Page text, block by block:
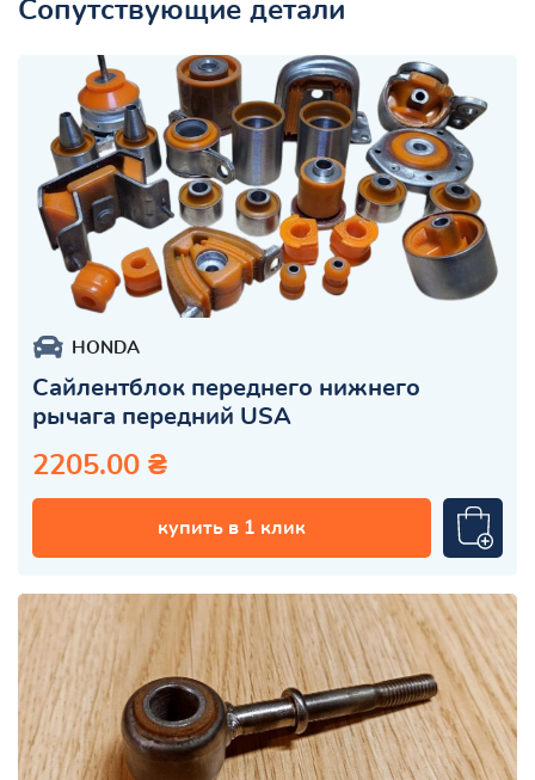
Сопутствующие детали
HONDA
Сайлентблок переднего нижнего
рычага передний USA
2205.00 ₴
купить в 1 клик